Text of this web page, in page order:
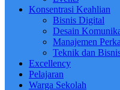
Konsentrasi Keahlian
Bisnis Digital
Desain
Manajemen
Teknik dan
Excellency
Pelajaran
Warga Sekolah